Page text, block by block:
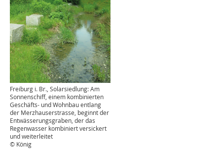
Freiburg i. Br., Solarsiedlung: Am
Sonnenschiff, einem kombinierten
Geschäfts- und Wohnbau entlang
der Merzhauserstrasse, beginnt der
Entwässerungsgraben, der das
Regenwasser kombiniert versickert
und weiterleitet
© König